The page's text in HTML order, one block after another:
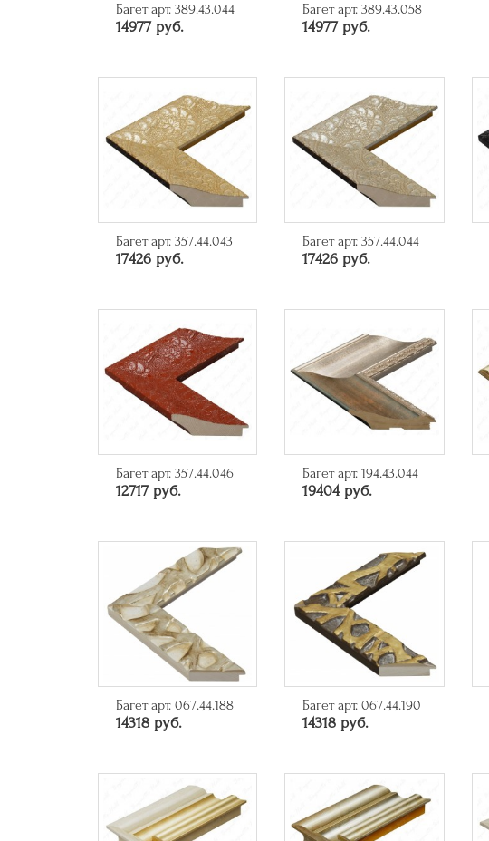
Багет арт. 389.43.044
14977 руб.
Багет арт. 389.43.058
14977 руб.
Багет арт. 357.44.043
17426 руб.
Багет арт. 357.44.044
17426 руб.
Багет арт. 357.44.046
12717 руб.
Багет арт. 194.43.044
19404 руб.
Багет арт. 067.44.188
14318 руб.
Багет арт. 067.44.190
14318 руб.